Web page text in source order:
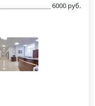
6000 руб.